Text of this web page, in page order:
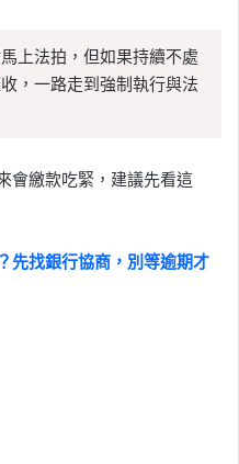
上法拍，但如果持續不處
，一路走到強制執行與法
會繳款吃緊，建議先看這
先找銀行協商，別等逾期才